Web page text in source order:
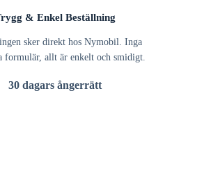
& Enkel Beställning
sker direkt hos Nymobil. Inga
formulär, allt är enkelt och smidigt.
30 dagars ångerrätt